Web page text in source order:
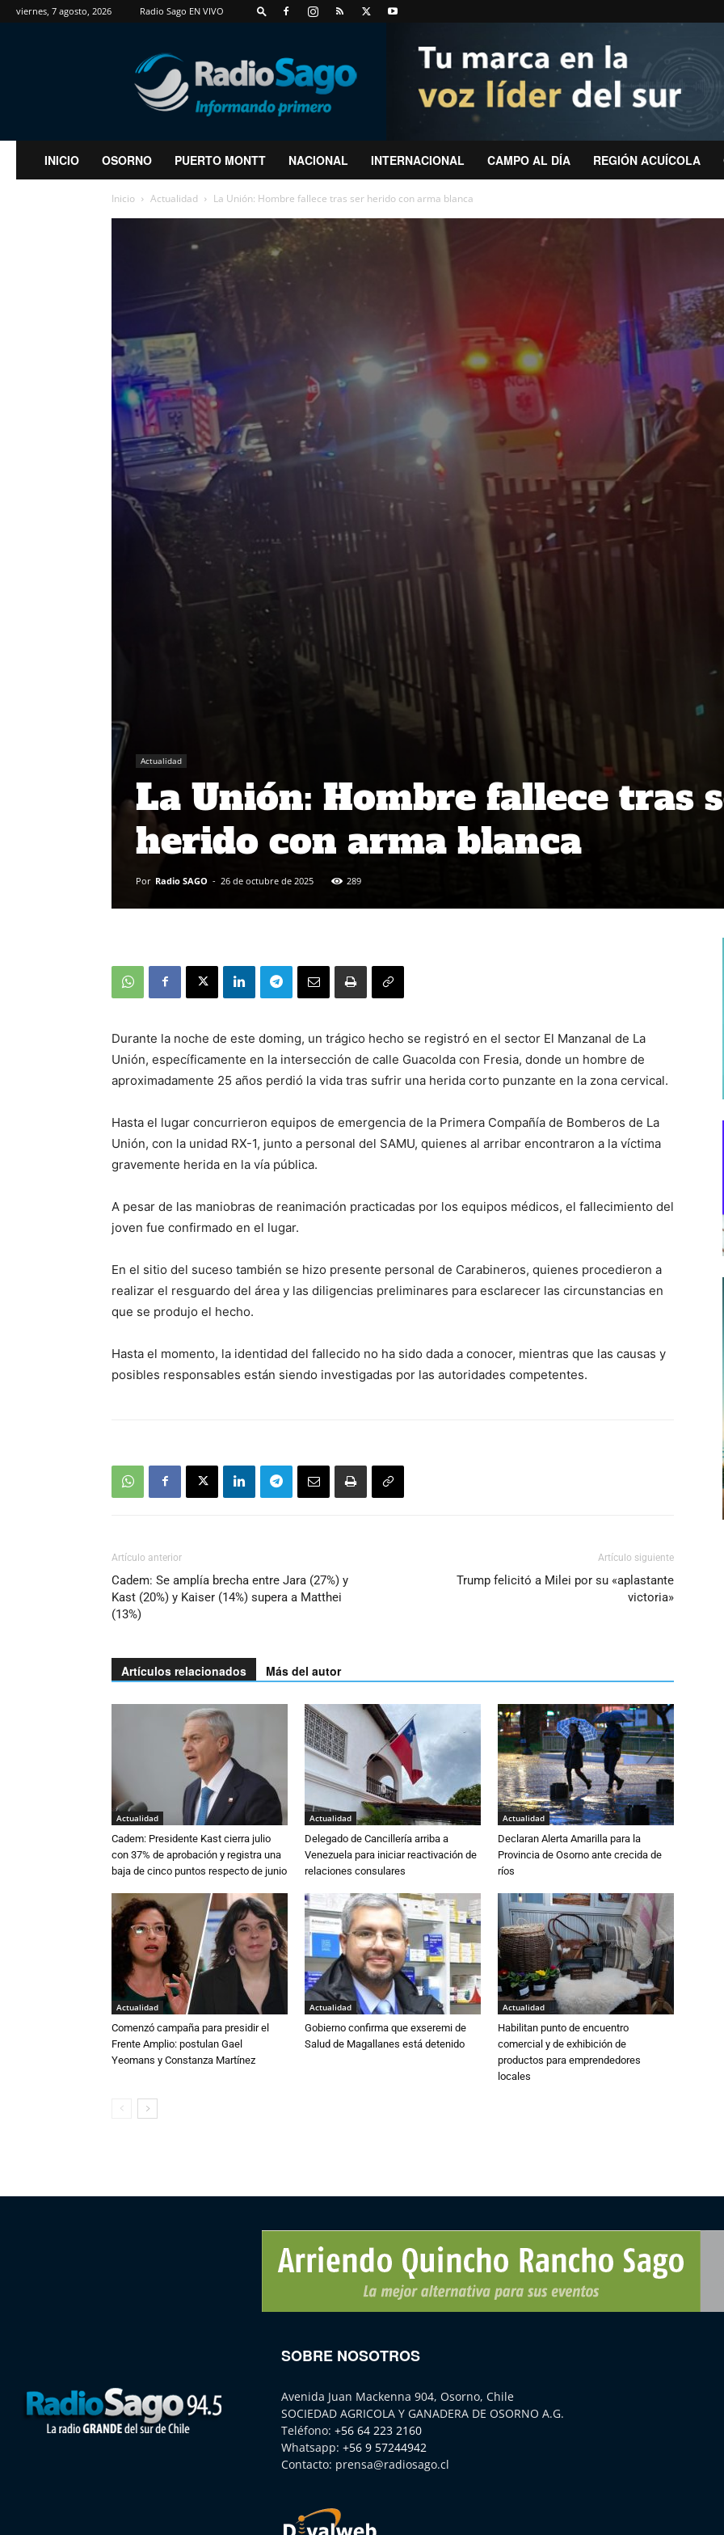
viernes, 7 agosto, 2026 Radio Sago EN VIVO
RadioSago
INICIO OSORNO PUERTO MONTT NACIONAL INTERNACIONAL CAMPO AL DÍA REGIÓN ACUÍCOLA
Inicio Actualidad La Unión: Hombre fallece tras ser herido con arma blanca
Actualidad
La Unión: Hombre fallece tras
herido con arma blanca
Por Radio SAGO - 26 de octubre de 2025 289
Durante la noche de este doming, un trágico hecho se registró en el sector El Manzanal de La
Unión, específicamente en la intersección de calle Guacolda con Fresia, donde un hombre de
aproximadamente 25 años perdió la vida tras sufrir una herida corto punzante en la zona cervical.
Hasta el lugar concurrieron equipos de emergencia de la Primera Compañía de Bomberos de La
Unión, con la unidad RX-1, junto a personal del SAMU, quienes al arribar encontraron a la víctima
gravemente herida en la vía pública.
A pesar de las maniobras de reanimación practicadas por los equipos médicos, el fallecimiento del
joven fue confirmado en el lugar.
En el sitio del suceso también se hizo presente personal de Carabineros, quienes procedieron a
realizar el resguardo del área y las diligencias preliminares para esclarecer las circunstancias en
que se produjo el hecho.
Hasta el momento, la identidad del fallecido no ha sido dada a conocer, mientras que las causas y
posibles responsables están siendo investigadas por las autoridades competentes.
Artículo anterior
Cadem: Se amplía brecha entre Jara (27%) y
Kast (20%) y Kaiser (14%) supera a Matthei
(13%)
Artículo siguiente
Trump felicitó a Milei por su «aplastante
victoria»
Artículos relacionados Más del autor
Actualidad
Cadem: Presidente Kast cierra julio
con 37% de aprobación y registra una
baja de cinco puntos respecto de junio
Actualidad
Delegado de Cancillería arriba a
Venezuela para iniciar reactivación de
relaciones consulares
Actualidad
Declaran Alerta Amarilla para la
Provincia de Osorno ante crecida de
ríos
Actualidad
Comenzó campaña para presidir el
Frente Amplio: postulan Gael
Yeomans y Constanza Martínez
Actualidad
Gobierno confirma que exseremi de
Salud de Magallanes está detenido
Actualidad
Habilitan punto de encuentro
comercial y de exhibición de
productos para emprendedores
locales
SOBRE NOSOTROS
Avenida Juan Mackenna 904, Osorno, Chile
SOCIEDAD AGRICOLA Y GANADERA DE OSORNO A.G.
Teléfono: +56 64 223 2160
Whatsapp: +56 9 57244942
Contacto: prensa@radiosago.cl